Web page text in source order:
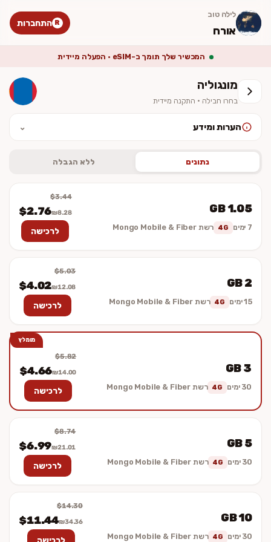
לילה טוב
אורח
R התחברות
המכשיר שלך תומך ב-eSIM · הפעלה מיידית
מונגוליה
בחרו חבילה · התקנה מיידית
הערות ומידע ⌄
וכולל מע״מ. ההתקנה מיידית — לא נשלח כרטיס פיזי.
נתונים ללא הגבלה
1.05 GB
7 ימים 4G רשת Mongo Mobile & Fiber
$3.44
$2.76₪8.28
לרכישה
2 GB
15 ימים 4G רשת Mongo Mobile & Fiber
$5.03
$4.02₪12.08
לרכישה
מומלץ
3 GB
30 ימים 4G רשת Mongo Mobile & Fiber
$5.82
$4.66₪14.00
לרכישה
5 GB
30 ימים 4G רשת Mongo Mobile & Fiber
$8.74
$6.99₪21.01
לרכישה
10 GB
30 ימים 4G רשת Mongo Mobile & Fiber
$14.30
$11.44₪34.36